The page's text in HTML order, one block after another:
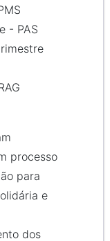
- PAS
processo
para
e
dos